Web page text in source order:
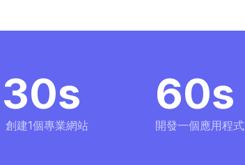
30s
創建1個專業網站
60s
開發一個應用程式